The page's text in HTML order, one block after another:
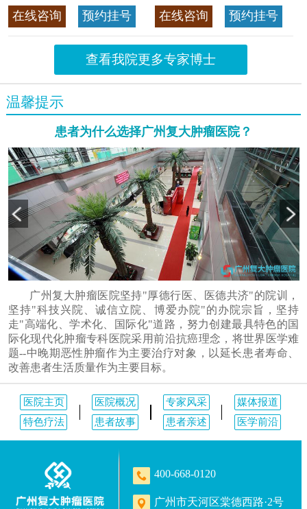
>>查看专家详情
在线咨询 预约挂号
癌，迄今仍是广东喉癌单病种
首席专家 >>查看专家详情
在线咨询 预约挂号
查看我院更多专家博士
温馨提示
患者为什么选择广州复大肿瘤医院？
广州复大肿瘤医院坚持"厚德行医、医德共济"的院训，
坚持"科技兴院、诚信立院、博爱办院"的办院宗旨，坚持
走"高端化、学术化、国际化"道路，努力创建最具特色的国
际化现代化肿瘤专科医院采用前沿抗癌理念，将世界医学难
题--中晚期恶性肿瘤作为主要治疗对象，以延长患者寿命、
改善患者生活质量作为主要目标。
医院主页 医院概况 专家风采
媒体报道
特色疗法
患者故事 患者亲述 医学前沿
400-668-0120
广州市天河区棠德西路·2号